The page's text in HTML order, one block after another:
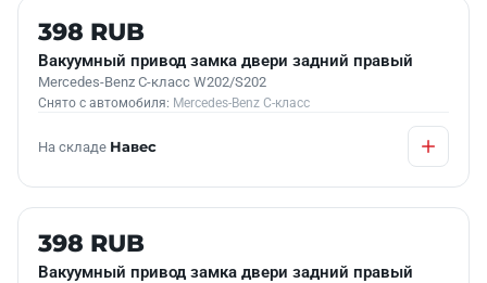
Б/У В НАЛИЧИИ
398 RUB
Вакуумный привод замка двери задний правый
Mercedes-Benz C-класс W202/S202
Снято с автомобиля: Mercedes-Benz C-класс
На складе Навес
Б/У В НАЛИЧИИ
398 RUB
Вакуумный привод замка двери задний правый